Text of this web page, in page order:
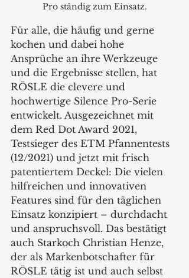
Pro ständig zum Einsatz.
Für alle, die häufig und gerne
kochen und dabei hohe
Ansprüche an ihre Werkzeuge
und die Ergebnisse stellen, hat
RÖSLE die clevere und
hochwertige Silence Pro-Serie
entwickelt. Ausgezeichnet mit
dem Red Dot Award 2021,
Testsieger des ETM Pfannentests
(12/2021) und jetzt mit frisch
patentiertem Deckel: Die vielen
hilfreichen und innovativen
Features sind für den täglichen
Einsatz konzipiert – durchdacht
und anspruchsvoll. Das bestätigt
auch Starkoch Christian Henze,
der als Markenbotschafter für
RÖSLE tätig ist und auch selbst